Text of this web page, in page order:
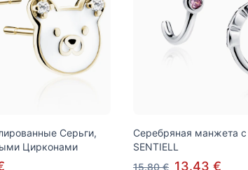
Серьги,
Цирконами
Серебряная манжета
SENTIELL
15.80 € 13.43 €